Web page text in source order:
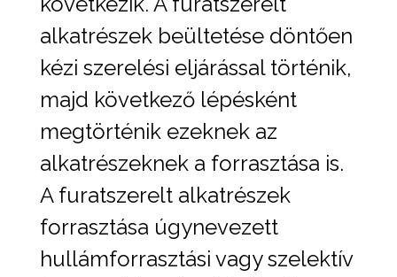
alkatrészek beültetése döntően
kézi szerelési eljárással történik,
majd következő lépésként
megtörténik ezeknek az
alkatrészeknek a forrasztása is.
A furatszerelt alkatrészek
forrasztása úgynevezett
hullámforrasztási vagy szelektív